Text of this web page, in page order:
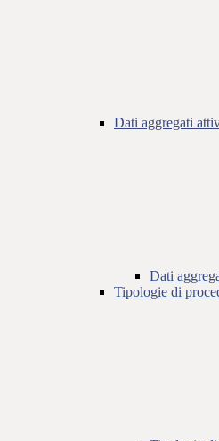
Dati aggregati
Dati
Tipologie di